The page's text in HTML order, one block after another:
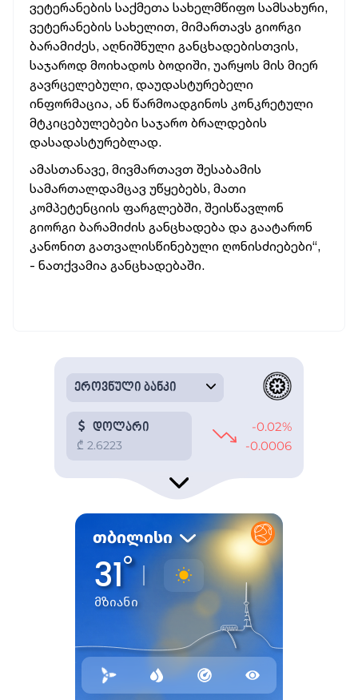
ვეტერანების საქმეთა სახელმწიფო სამსახური,
ვეტერანების სახელით, მიმართავს გიორგი
ბარამიძეს, აღნიშნული განცხადებისთვის,
საჯაროდ მოიხადოს ბოდიში, უარყოს მის მიერ
გავრცელებული, დაუდასტურებელი
ინფორმაცია, ან წარმოადგინოს კონკრეტული
მტკიცებულებები საჯარო ბრალდების
დასადასტურებლად.
ამასთანავე, მივმართავთ შესაბამის
სამართალდამცავ უწყებებს, მათი
კომპეტენციის ფარგლებში, შეისწავლონ
გიორგი ბარამიძის განცხადება და გაატარონ
კანონით გათვალისწინებული ღონისძიებები“,
- ნათქვამია განცხადებაში.